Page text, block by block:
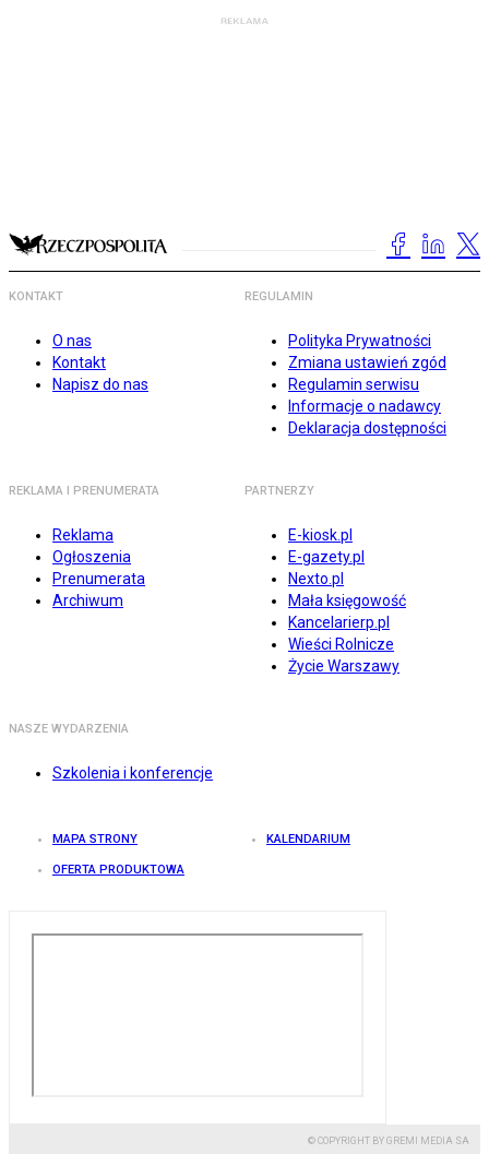
KONTAKT
O nas
Kontakt
Napisz do nas
REGULAMIN
Polityka Prywatności
Zmiana ustawień zgód
Regulamin serwisu
Informacje o nadawcy
Deklaracja dostępności
REKLAMA I PRENUMERATA
Reklama
Ogłoszenia
Prenumerata
Archiwum
PARTNERZY
E-kiosk.pl
E-gazety.pl
Nexto.pl
Mała księgowość
Kancelarierp.pl
Wieści Rolnicze
Życie Warszawy
NASZE WYDARZENIA
Szkolenia i konferencje
MAPA STRONY KALENDARIUM
OFERTA PRODUKTOWA
© COPYRIGHT BY GREMI MEDIA SA